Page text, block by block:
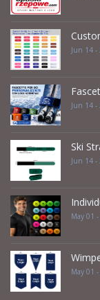
Jun 14 -
Jun 14 -
Ski
Jun 14 -
May 01
May 01